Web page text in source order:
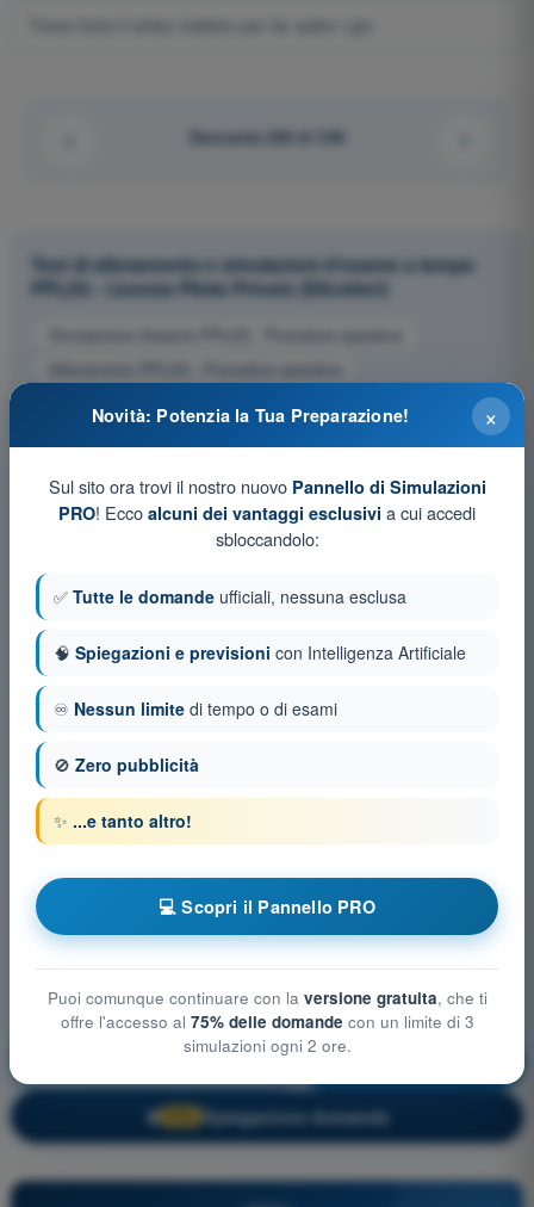
Domanda 226 di 246
Test di allenamento e simulazioni d'esame a tempo
PPL(H) - Licenza Pilota Privato (Elicotteri)
Simulazione d'esame PPL(H) - Procedure operative
Allenamento PPL(H) - Procedure operative
Esame in PDF PPL(H) - Procedure operative
🔒 Spiegazione domanda
×
Novità: Potenzia la Tua Preparazione!
Sul sito ora trovi il nostro nuovo Pannello di Simulazioni
PRO! Ecco alcuni dei vantaggi esclusivi a cui accedi
sbloccandolo:
✅ Tutte le domande ufficiali, nessuna esclusa
🧠 Spiegazioni e previsioni con Intelligenza Artificiale
♾️ Nessun limite di tempo o di esami
🚫 Zero pubblicità
✨ ...e tanto altro!
💻 Scopri il Pannello PRO
Puoi comunque continuare con la versione gratuita, che ti
offre l'accesso al 75% delle domande con un limite di 3
simulazioni ogni 2 ore.